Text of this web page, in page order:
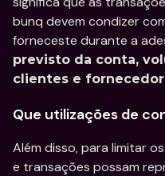
bunq devem condizer
forneceste durante a
previsto da conta,
clientes e
Que utilizações de
Além disso, para limitar
e transações possam